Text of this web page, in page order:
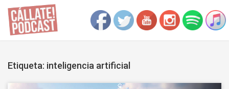
Etiqueta: inteligencia artificial